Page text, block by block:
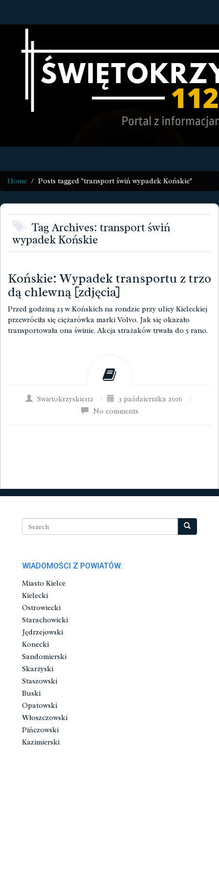
Home Posts tagged "transport świń wypadek Końskie"
Tag Archives: transport świń
wypadek Końskie
Końskie: Wypadek transportu z trzo
dą chlewną [zdjęcia]
Przed godziną 23 w Końskich na rondzie przy ulicy Kieleckiej
przewróciła się ciężarówka marki Volvo. Jak się okazało
transportowała ona świnie. Akcja strażaków trwała do 5 rano.
Swietokrzyskie112 / 3 października 2016
/
No comments
WIADOMOŚCI Z POWIATÓW:
Miasto Kielce
Kielecki
Ostrowiecki
Starachowicki
Jędrzejowski
Konecki
Sandomierski
Skarżyski
Staszowski
Buski
Opatowski
Włoszczowski
Pińczowski
Kazimierski